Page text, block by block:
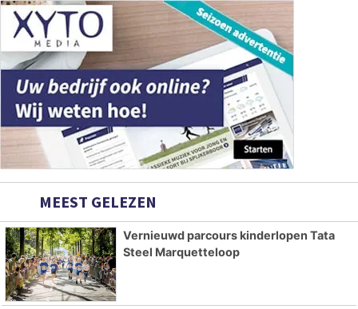
MEEST GELEZEN
Vernieuwd parcours kinderlopen Tata
Steel Marquetteloop